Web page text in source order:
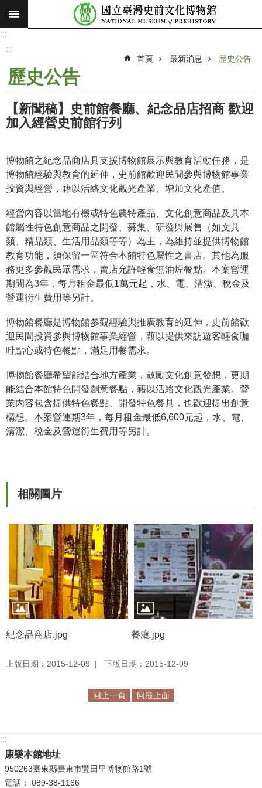
跳到主要內容區塊
搜
願
景
使
命
新
消
息
參
觀
展
覽
學
習
索
認
我
們
便
民
別
友
善
措
服
站
導
覽
:::
:::
首頁 最新消息 歷史公告
歷史公告
【新聞稿】史前館餐廳、紀念品店招商 歡迎
加入經營史前館行列
博物館之紀念品商店具支援博物館展示與教育活動任務，是
博物館經驗與教育的延伸，史前館歡迎民間參與博物館事業
投資與經營，藉以活絡文化觀光產業、增加文化產值。
經營內容以當地有機或特色農特產品、文化創意商品及具本
館屬性特色創意商品之開發、募集、研發與展售（如文具
類、精品類、生活用品類等等）為主，為維持並提供博物館
教育功能，須保留一區符合本館特色屬性之書店。其他為服
務更多參觀民眾需求，賣店允許輕食無油煙餐點。本案營運
期間為3年，每月租金最低1萬元起，水、電、清潔、稅金及
營運衍生費用等另計。
博物館餐廳是博物館參觀經驗與推廣教育的延伸，史前館歡
迎民間投資參與博物館事業經營，藉以提供來訪遊客輕食咖
啡點心或特色餐點，滿足用餐需求。
博物館餐廳希望能結合地方產業，鼓勵文化創意發想，更期
能結合本館特色開發創意餐點，藉以活絡文化觀光產業。營
業內容包含提供特色餐點、開發特色餐具，也歡迎提出創意
構想。本案營運期3年，每月租金最低6,600元起，水、電、
清潔、稅金及營運衍生費用等另計。
相關圖片
紀念品商店.jpg 餐廳.jpg
上版日期：2015-12-09 下版日期：2015-12-09
回上一頁 回最上面
:::
康樂本館地址
950263臺東縣臺東市豐田里博物館路1號
電話： 089-38-1166